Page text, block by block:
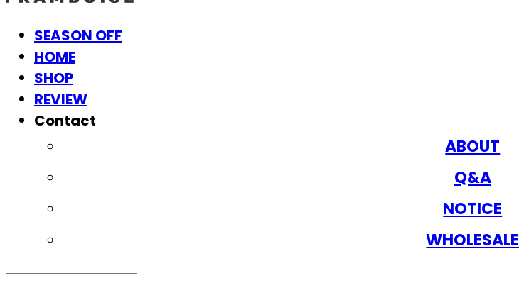
SEASON OFF
HOME
SHOP
REVIEW
Contact
ABOUT
Q&A
NOTICE
WHOLESALE